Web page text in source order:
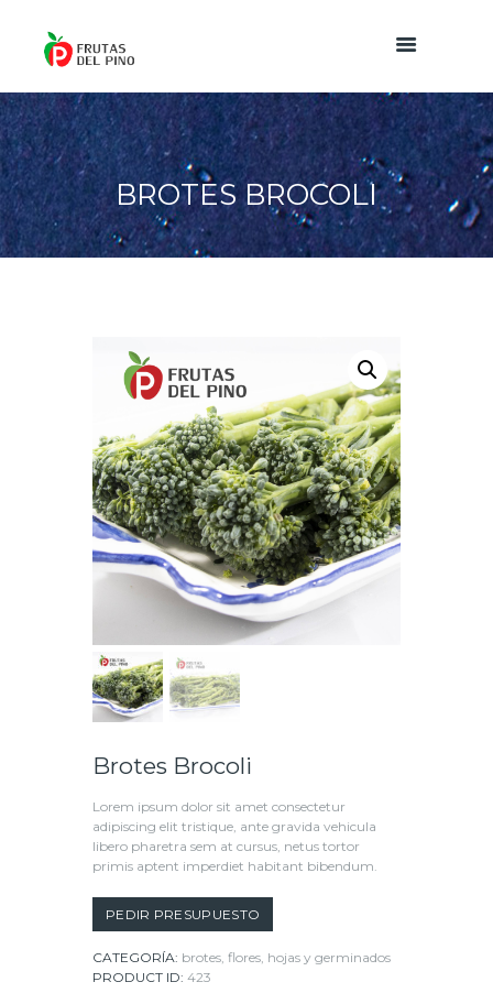
BROTES BROCOLI
Brotes Brocoli
Lorem ipsum dolor sit amet consectetur
adipiscing elit tristique, ante gravida vehicula
libero pharetra sem at cursus, netus tortor
primis aptent imperdiet habitant bibendum.
PEDIR PRESUPUESTO
CATEGORÍA: brotes, flores, hojas y germinados
PRODUCT ID: 423